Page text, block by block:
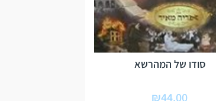
סודו של המהרשא
₪44.00